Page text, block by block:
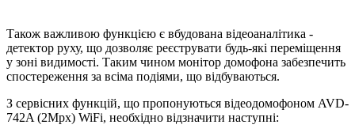
Також важливою функцією є вбудована відеоаналітика -
детектор руху, що дозволяє реєструвати будь-які переміщення
у зоні видимості. Таким чином монітор домофона забезпечить
спостереження за всіма подіями, що відбуваються.
З сервісних функцій, що пропонуються відеодомофоном AVD-
742A (2Mpx) WiFi, необхідно відзначити наступні: